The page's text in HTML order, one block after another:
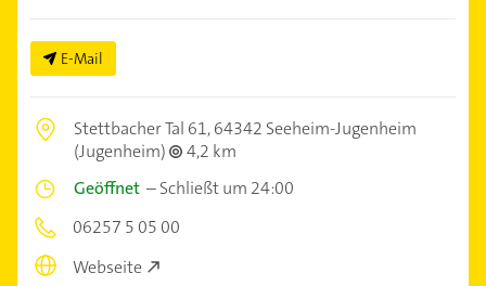
E-Mail
Stettbacher Tal 61,64342 Seeheim-Jugenheim
(Jugenheim)
4,2 km
Geöffnet –Schließt um 24:00
06257 5 05 00
Webseite